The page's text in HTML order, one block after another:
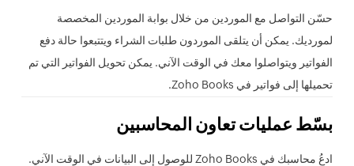
حسّن التواصل مع الموردين من خلال بوابة الموردين المخصصة
لمورديك. يمكن أن يتلقى الموردون طلبات الشراء ويتتبعوا حالة دفع
الفواتير ويتواصلوا معك في الوقت الآني. يمكن تحويل الفواتير التي تم
تحميلها إلى فواتير في Zoho Books.
بسّط عمليات تعاون المحاسبين
ادعُ محاسبك في Zoho Books للوصول إلى البيانات في الوقت الآني.